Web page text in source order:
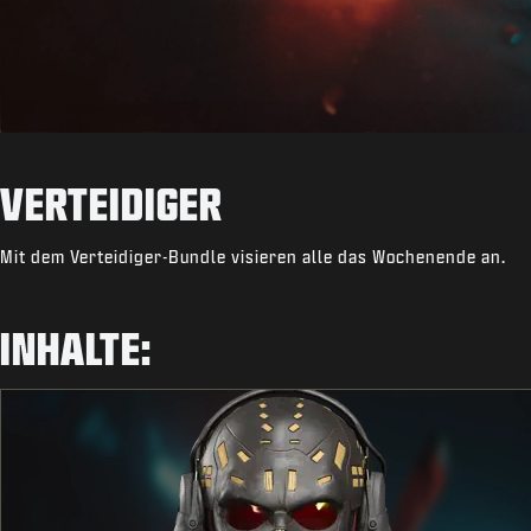
VERTEIDIGER
Mit dem Verteidiger-Bundle visieren alle das Wochenende an.
INHALTE: